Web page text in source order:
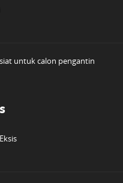
untuk calon pengantin